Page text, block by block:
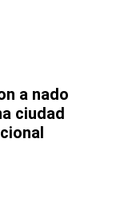
a nado
ciudad